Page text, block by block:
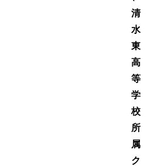
清
水
東
高
等
学
校
所
属
ク